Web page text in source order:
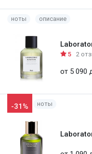
ноты описание
5 2
от 5 090
-31% ноты